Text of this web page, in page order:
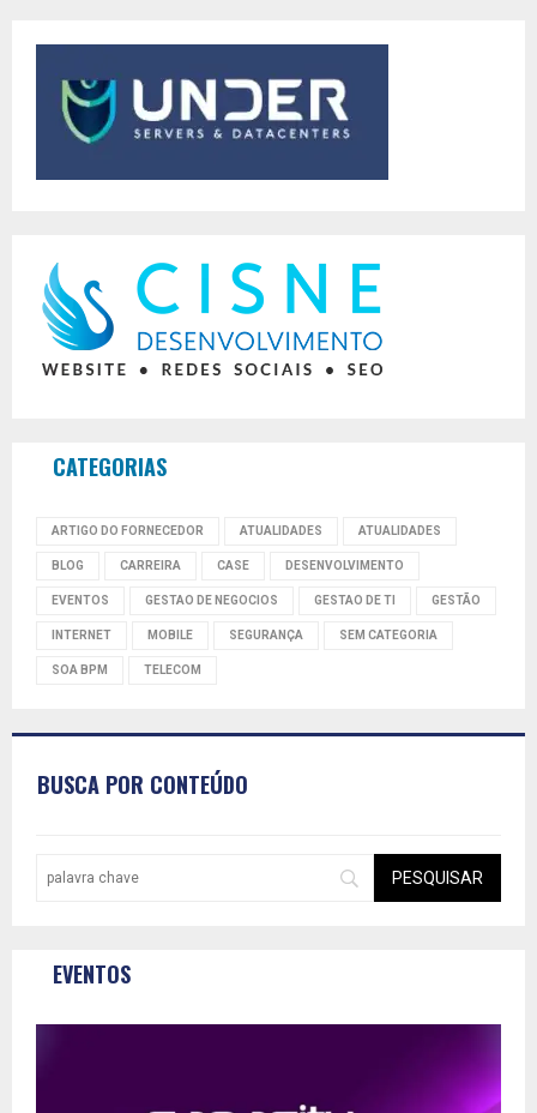
CATEGORIAS
ARTIGO DO FORNECEDOR ATUALIDADES ATUALIDADES
BLOG CARREIRA CASE DESENVOLVIMENTO
EVENTOS GESTAO DE NEGOCIOS GESTAO DE TI GESTÃO
INTERNET MOBILE SEGURANÇA SEM CATEGORIA
SOA BPM TELECOM
BUSCA POR CONTEÚDO
EVENTOS